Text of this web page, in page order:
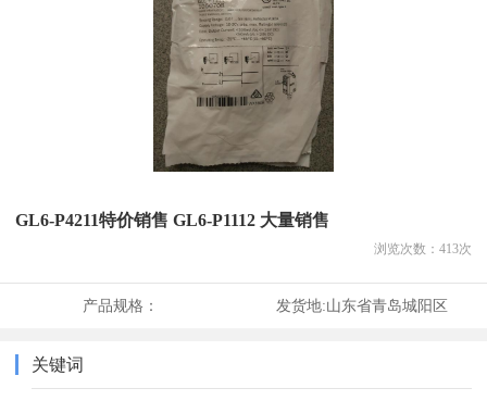
GL6-P4211特价销售 GL6-P1112 大量销售
浏览次数： 413次
产品规格： 发货地:山东省青岛城阳区
关键词